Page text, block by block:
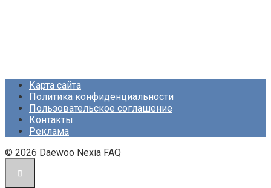
Карта сайта
Политика конфиденциальности
Пользовательское соглашение
Контакты
Реклама
© 2026 Daewoo Nexia FAQ